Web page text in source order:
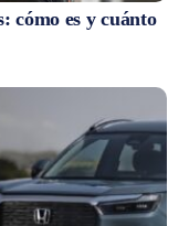
cómo es y cuánto